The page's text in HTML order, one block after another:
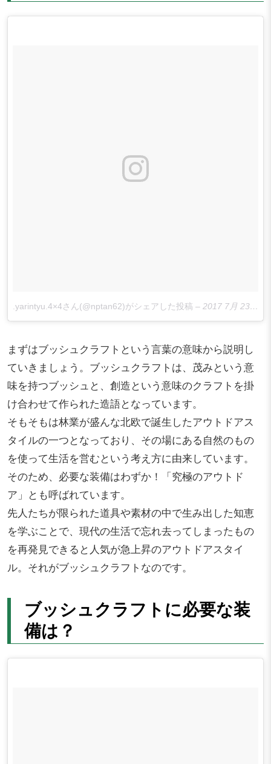
.yarintyu.4×4さん(@nptan62)がシェアした投稿 – 2017 7月 23 6:38午前 PDT
まずはブッシュクラフトという言葉の意味から説明し
ていきましょう。ブッシュクラフトは、茂みという意
味を持つブッシュと、創造という意味のクラフトを掛
け合わせて作られた造語となっています。
そもそもは林業が盛んな北欧で誕生したアウトドアス
タイルの一つとなっており、その場にある自然のもの
を使って生活を営むという考え方に由来しています。
そのため、必要な装備はわずか！「究極のアウトド
ア」とも呼ばれています。
先人たちが限られた道具や素材の中で生み出した知恵
を学ぶことで、現代の生活で忘れ去ってしまったもの
を再発見できると人気が急上昇のアウトドアスタイ
ル。それがブッシュクラフトなのです。
ブッシュクラフトに必要な装
備は？